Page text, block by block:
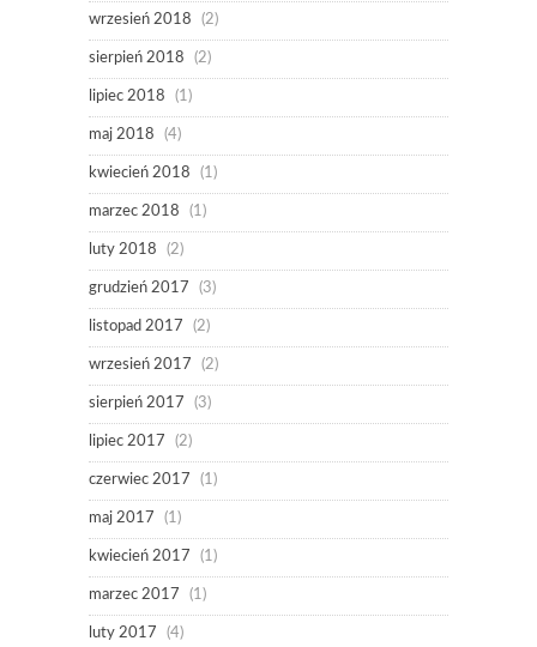
wrzesień 2018 (2)
sierpień 2018 (2)
lipiec 2018 (1)
maj 2018 (4)
kwiecień 2018 (1)
marzec 2018 (1)
luty 2018 (2)
grudzień 2017 (3)
listopad 2017 (2)
wrzesień 2017 (2)
sierpień 2017 (3)
lipiec 2017 (2)
czerwiec 2017 (1)
maj 2017 (1)
kwiecień 2017 (1)
marzec 2017 (1)
luty 2017 (4)